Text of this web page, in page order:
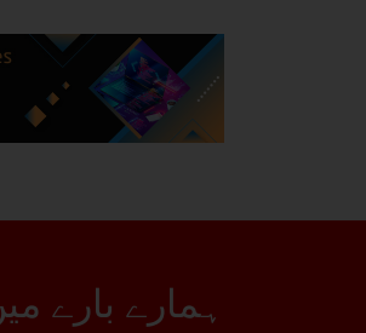
ہمارے بارے